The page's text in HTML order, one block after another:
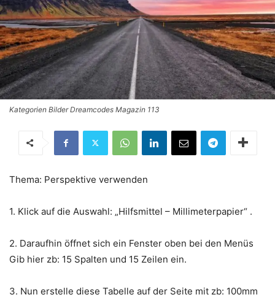
Kategorien Bilder Dreamcodes Magazin 113
Thema: Perspektive verwenden
1. Klick auf die Auswahl: „Hilfsmittel – Millimeterpapier“ .
2. Daraufhin öffnet sich ein Fenster oben bei den Menüs
Gib hier zb: 15 Spalten und 15 Zeilen ein.
3. Nun erstelle diese Tabelle auf der Seite mit zb: 100mm